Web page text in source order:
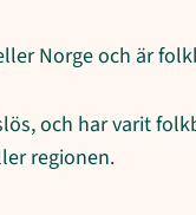
Norge och är
och har varit
regionen.